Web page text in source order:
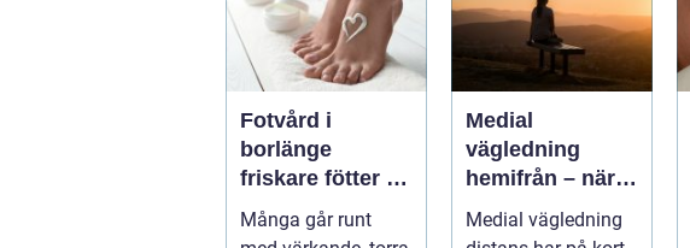
Fotvård i
borlänge
friskare fötter i
vardagen
Många går runt
Medial
vägledning
hemifrån – när
du behöver stöd
Medial vägledning